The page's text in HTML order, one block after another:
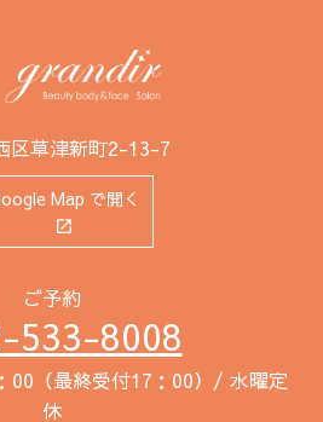
区草津新町2-13-7
Map で開く
ご予約
533-8008
00（最終受付17：00）/ 水曜定
休